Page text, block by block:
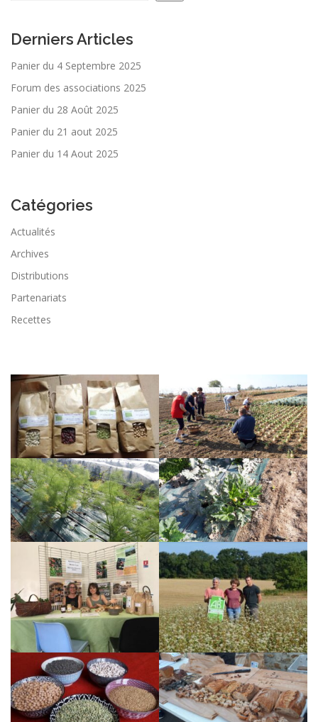
Derniers Articles
Panier du 4 Septembre 2025
Forum des associations 2025
Panier du 28 Août 2025
Panier du 21 aout 2025
Panier du 14 Aout 2025
Catégories
Actualités
Archives
Distributions
Partenariats
Recettes